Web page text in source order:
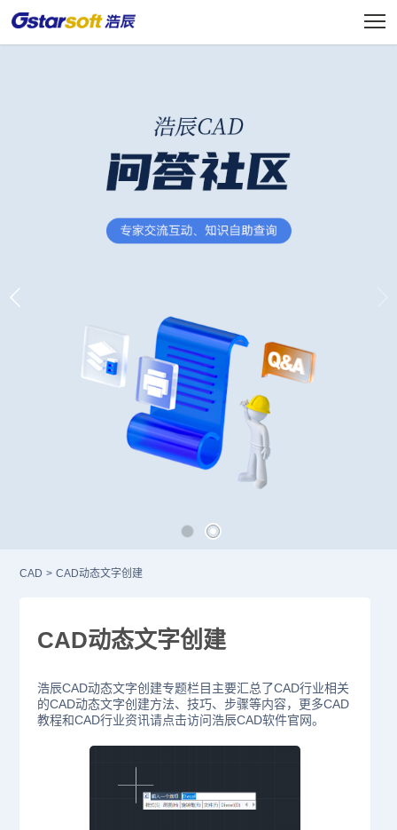
CAD > CAD动态文字创建
CAD动态文字创建
浩辰CAD动态文字创建专题栏目主要汇总了CAD行业相关
的CAD动态文字创建方法、技巧、步骤等内容，更多CAD
教程和CAD行业资讯请点击访问浩辰CAD软件官网。